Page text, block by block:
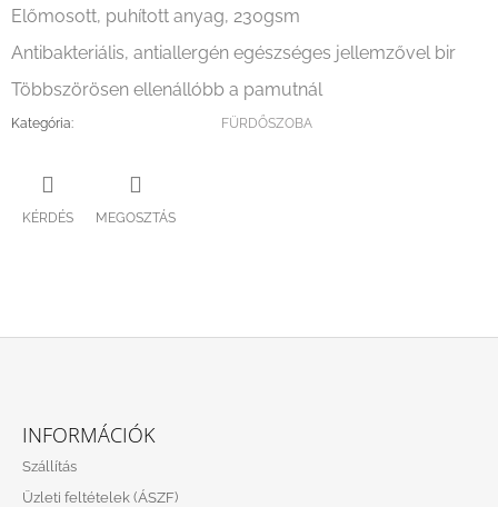
Előmosott, puhított anyag, 230gsm
Antibakteriális, antiallergén egészséges jellemzővel bir
Többszörösen ellenállóbb a pamutnál
Kategória: FÜRDŐSZOBA
KÉRDÉS MEGOSZTÁS
INFORMÁCIÓK
Szállítás
Üzleti feltételek (ÁSZF)